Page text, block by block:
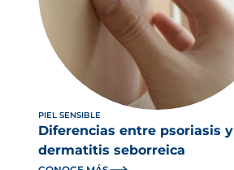
PIEL SENSIBLE
Diferencias entre psoriasis y
dermatitis seborreica